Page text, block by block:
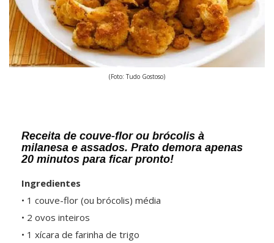
(Foto: Tudo Gostoso)
Receita de couve-flor ou brócolis à
milanesa e assados. Prato demora apenas
20 minutos para ficar pronto!
Ingredientes
• 1 couve-flor (ou brócolis) média
• 2 ovos inteiros
• 1 xícara de farinha de trigo